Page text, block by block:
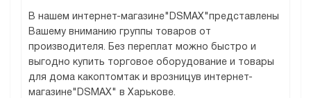
В нашем интернет-магазине"DSMAX"представлены
Вашему вниманию группы товаров от
производителя. Без переплат можно быстро и
выгодно купить торговое оборудование и товары
для дома какоптомтак и врозницув интернет-
магазине"DSMAX" в Харькове.